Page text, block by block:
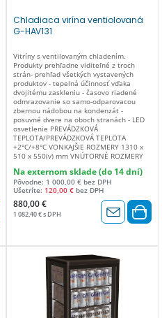
Chladiaca virína ventiolovaná
G-HAV131
Vitríny s ventilovaným chladením.
Produkty prehľadne viditeľné z troch
strán- prehľad všetkých vystavených
produktov - tepelná účinnosť vďaka
dvojitému zaskleniu - časovo riadené
odmrazovanie so samo-odparovacou
zbernou nádobou na kondenzát -
posuvné dvere na oboch stranách - LED
osvetlenie PREVÁDZKOVÁ
TEPLOTA/PREVÁDZKOVÁ TEPLOTA
+2°C/+8°C VONKAJŠIE ROZMERY 1310 x
510 x 550(v) mm VNÚTORNÉ ROZMERY
PREVÁDZKOVÁ TEPLOTA +28°C / 60%
hod. TYP CHLADENIA vetrané TYP
ODMRAZOVANIA manuálne TYP
CHLADIACEHO PLYNU R600a PLYN (gr.) 60
ODPAROVANIE KONDENZOVANEJ VODY
manuálne REGULÁCIA TEPLOTY
220-240V / 50Hz KONŠTRUKČNÝ
MATERIÁL nehrdzavejúca oceľ AISI 430 +
plast + sklo ZMENA OTVÁRANIA DVERÍ
posuvné dvere na oboch stranách
VNÚTORNÉ SVETLO led DODANÉ
PRÍSLUŠENSTVO 1 mriežka 390 x 952 mm
ENERGETICKÁ TRIEDA C ČISTÁ
HMOTNOSŤ (Kg) 72 HRUBÁ HMOTNOSŤ
Na externom sklade (do 14 dní)
Pôvodne: 1 000,00 € bez DPH
Ušetríte: 120,00 € bez DPH
880,00 €
1 082,40 € s DPH